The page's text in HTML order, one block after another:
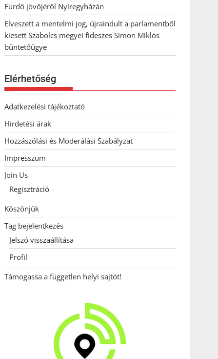
Fürdő jövőjéről Nyíregyházán
Elveszett a mentelmi jog, újraindult a parlamentből
kiesett Szabolcs megyei fideszes Simon Miklós
büntetőügye
Elérhetőség
Adatkezelési tájékoztató
Hirdetési árak
Hozzászólási és Moderálási Szabályzat
Impresszum
Join Us
Regisztráció
Köszönjük
Tag bejelentkezés
Jelszó visszaállítása
Profil
Támogassa a független helyi sajtót!